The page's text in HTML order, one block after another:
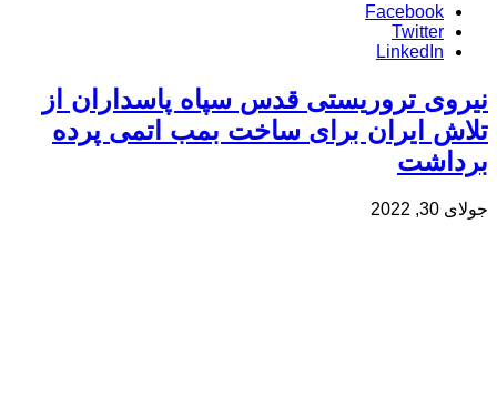
Facebook
Twitter
LinkedIn
نیروی تروریستی قدس سپاه پاسداران از
تلاش ایران برای ساخت بمب اتمی پرده
برداشت
جولای 30, 2022